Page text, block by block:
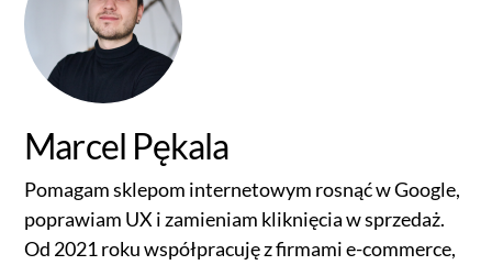
Marcel Pękala
Pomagam sklepom internetowym rosnąć w Google,
poprawiam UX i zamieniam kliknięcia w sprzedaż.
Od 2021 roku współpracuję z firmami e-commerce,